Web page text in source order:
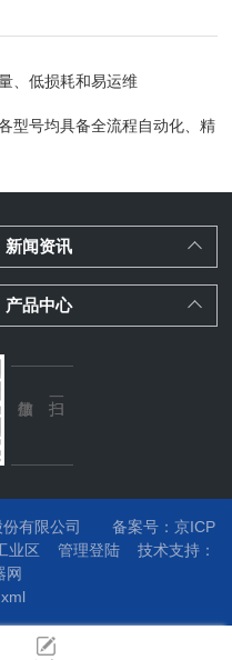
、低损耗和易运维
型号均具备全流程自动化、精
新闻资讯
产品中心
份有限公司
备案号：京ICP
业区 管理登陆 技术支持：
网